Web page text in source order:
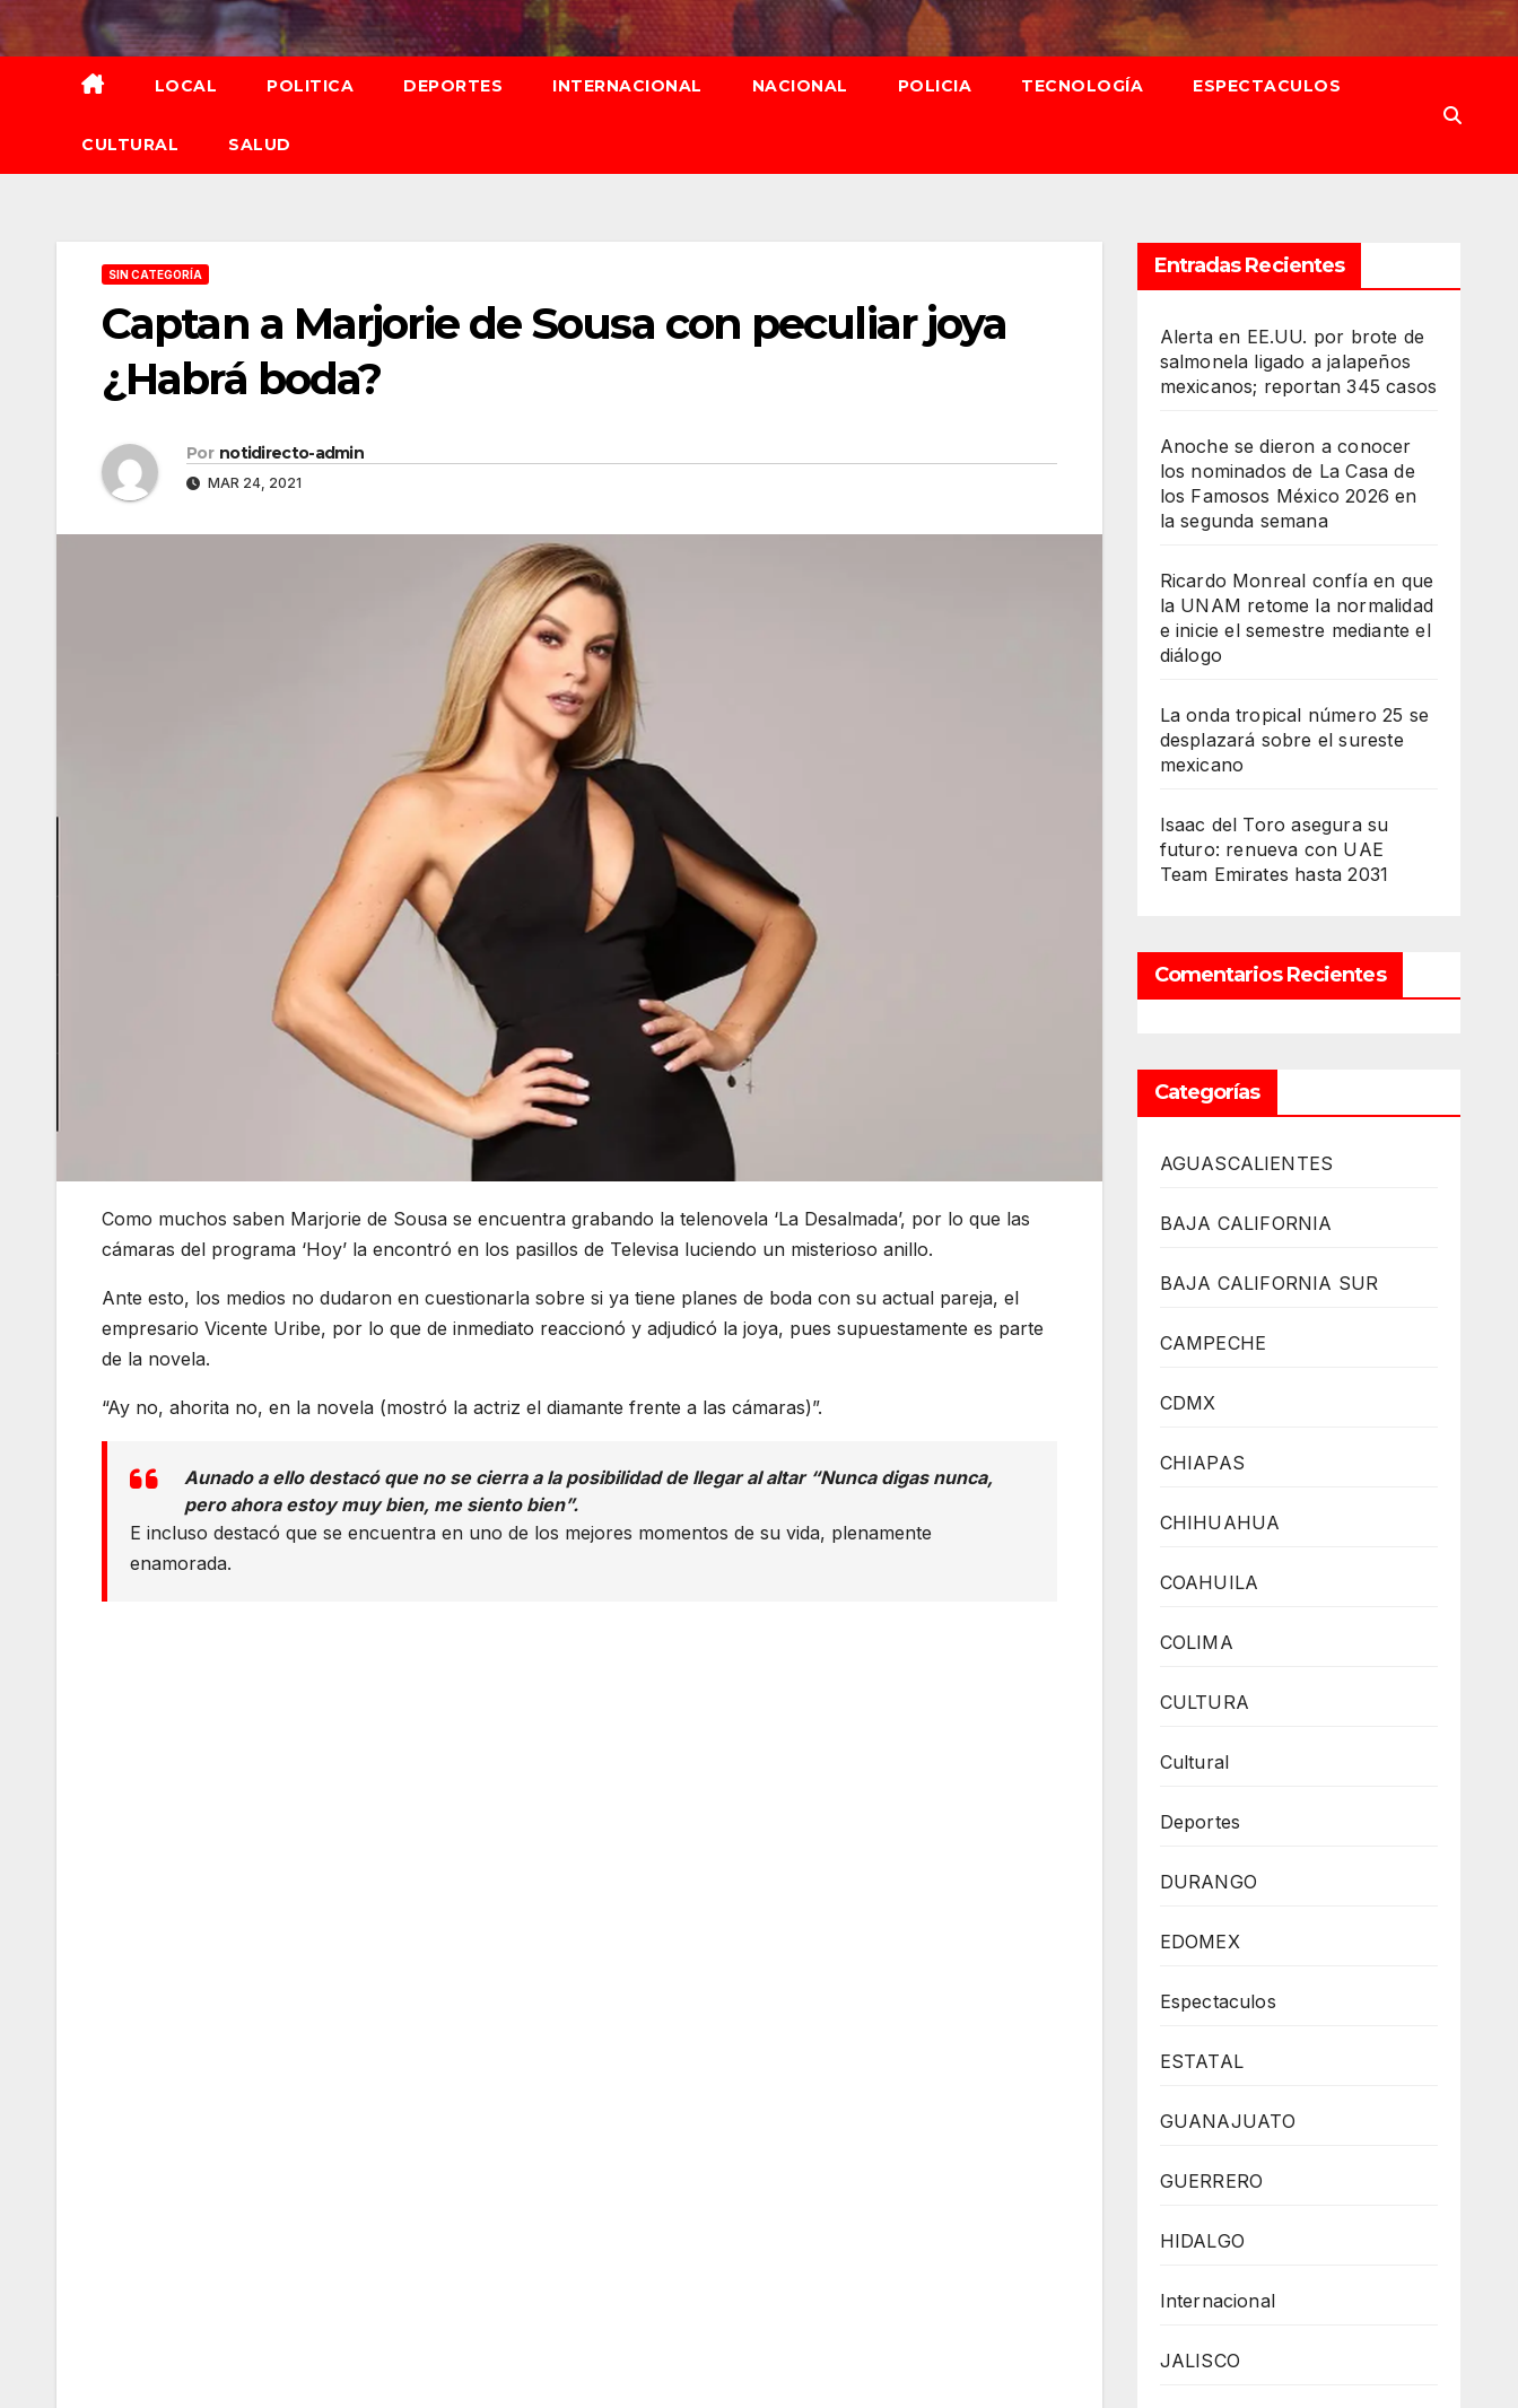
al
contenido
LOCAL POLITICA DEPORTES INTERNACIONAL NACIONAL POLICIA TECNOLOGÍA ESPECTACULOS
CULTURAL SALUD
SIN CATEGORÍA
Captan a Marjorie de Sousa con peculiar joya
¿Habrá boda?
Por notidirecto-admin
MAR 24, 2021
Como muchos saben Marjorie de Sousa se encuentra grabando la telenovela ‘La Desalmada’, por lo que las
cámaras del programa ‘Hoy’ la encontró en los pasillos de Televisa luciendo un misterioso anillo.
Ante esto, los medios no dudaron en cuestionarla sobre si ya tiene planes de boda con su actual pareja, el
empresario Vicente Uribe, por lo que de inmediato reaccionó y adjudicó la joya, pues supuestamente es parte
de la novela.
“Ay no, ahorita no, en la novela (mostró la actriz el diamante frente a las cámaras)”.
Aunado a ello destacó que no se cierra a la posibilidad de llegar al altar “Nunca digas nunca,
pero ahora estoy muy bien, me siento bien”.
E incluso destacó que se encuentra en uno de los mejores momentos de su vida, plenamente
enamorada.
Entradas Recientes
Alerta en EE.UU. por brote de
salmonela ligado a jalapeños
mexicanos; reportan 345 casos
Anoche se dieron a conocer
los nominados de La Casa de
los Famosos México 2026 en
la segunda semana
Ricardo Monreal confía en que
la UNAM retome la normalidad
e inicie el semestre mediante el
diálogo
La onda tropical número 25 se
desplazará sobre el sureste
mexicano
Isaac del Toro asegura su
futuro: renueva con UAE
Team Emirates hasta 2031
Comentarios Recientes
Categorías
AGUASCALIENTES
BAJA CALIFORNIA
BAJA CALIFORNIA SUR
CAMPECHE
CDMX
CHIAPAS
CHIHUAHUA
COAHUILA
COLIMA
CULTURA
Cultural
Deportes
DURANGO
EDOMEX
Espectaculos
ESTATAL
GUANAJUATO
GUERRERO
HIDALGO
Internacional
JALISCO